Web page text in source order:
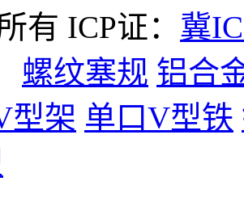
有 ICP证： 冀
螺纹塞规 铝合
型架 单口V型铁